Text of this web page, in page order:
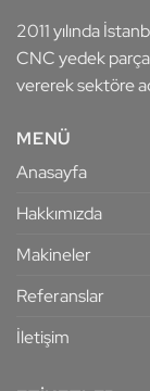
2011 yılında
CNC yedek
vererek sektöre
MENÜ
Anasayfa
Hakkımızda
Makineler
Referanslar
İletişim